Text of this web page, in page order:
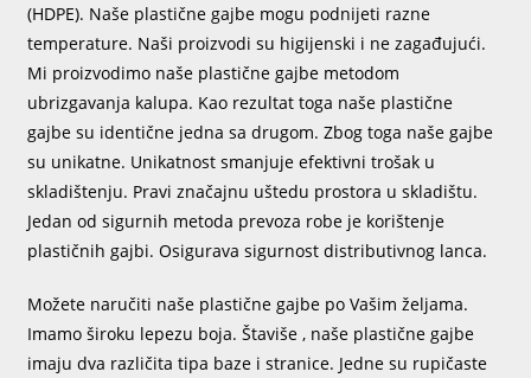
(HDPE). Naše plastične gajbe mogu podnijeti razne
temperature. Naši proizvodi su higijenski i ne zagađujući.
Mi proizvodimo naše plastične gajbe metodom
ubrizgavanja kalupa. Kao rezultat toga naše plastične
gajbe su identične jedna sa drugom. Zbog toga naše gajbe
su unikatne. Unikatnost smanjuje efektivni trošak u
skladištenju. Pravi značajnu uštedu prostora u skladištu.
Jedan od sigurnih metoda prevoza robe je korištenje
plastičnih gajbi. Osigurava sigurnost distributivnog lanca.
Možete naručiti naše plastične gajbe po Vašim željama.
Imamo široku lepezu boja. Štaviše , naše plastične gajbe
imaju dva različita tipa baze i stranice. Jedne su rupičaste